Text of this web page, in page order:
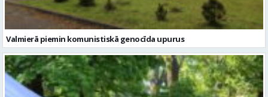
Valmierā piemin komunistiskā genocīda upurus